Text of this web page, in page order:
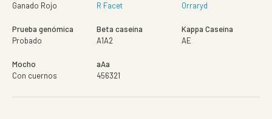
Ganado Rojo
R Facet
Orraryd
Prueba genómica
Probado
Beta caseína
A1A2
Kappa Caseína
AE
Mocho
Con cuernos
aAa
456321